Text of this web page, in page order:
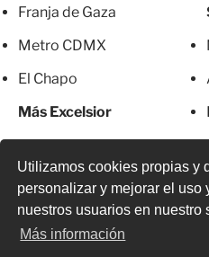
Utilizamos cookies propias y
personalizar y mejorar el uso
nuestros usuarios en nuestro
Más información
Franja de Gaza
Metro CDMX
El Chapo
Más Excelsior
Mujeres
© 2026 Todos los derechos
o parcial, incluyendo